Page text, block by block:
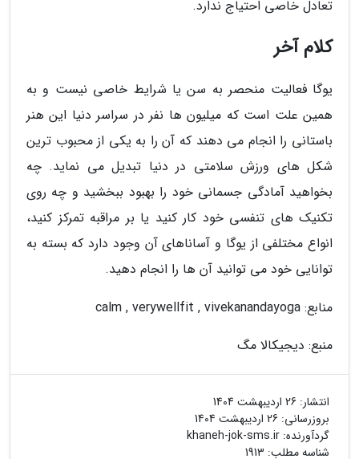
تعادل خاصی احتیاج ندارد.
کلام آخر
یوگا فعالیت منحصر به سن یا شرایط خاصی نیست و به
همین علت است که میلیون ها نفر در سراسر دنیا این هنر
باستانی را انجام می دهند که آن را به یکی از محبوب ترین
شکل های ورزش سلامتی در دنیا تبدیل می نماید. چه
بخواهید آمادگی جسمانی خود را بهبود ببخشید و چه روی
تکنیک های تنفسی خود کار کنید یا بر مراقبه تمرکز کنید،
انواع مختلفی از یوگا و آساناهای آن وجود دارد که بسته به
توانایی خود می توانید آن ها را انجام دهید.
منابع: calm , verywellfit , vivekanandayoga
منبع: دیجیکالا مگ
انتشار: 26 اردیبهشت 1404
بروزرسانی: 26 اردیبهشت 1404
گردآورنده: khaneh-jok-sms.ir
شناسه مطلب: 1913